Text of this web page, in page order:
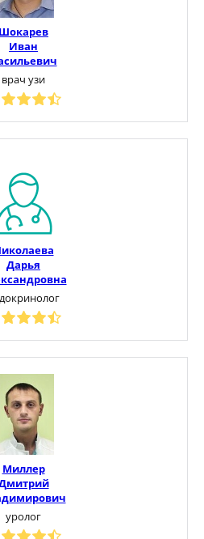
Шокарев
Иван
врач узи
Дарья
Миллер
уролог